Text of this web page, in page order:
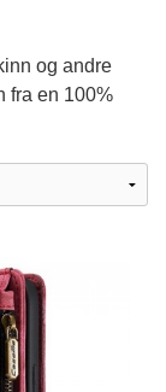
og andre
fra en 100%